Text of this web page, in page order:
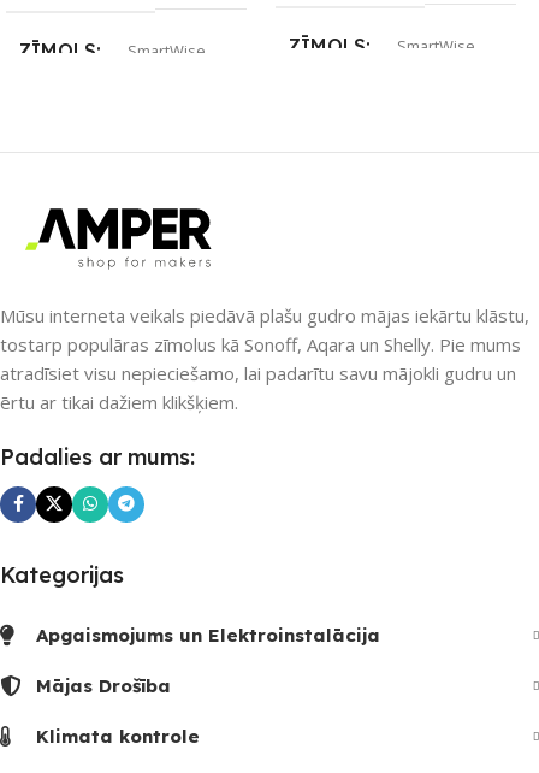
ZĪMOLS SmartWise
PIEEJAMS UZREIZ
Nē
UZREIZ PIEEJAMAIS
SKAITS
ZĪMOLS SmartWise
UZREIZ PIEEJAMAIS
SKAITS
Mūsu interneta veikals piedāvā plašu gudro mājas iekārtu klāstu,
tostarp populāras zīmolus kā Sonoff, Aqara un Shelly. Pie mums
atradīsiet visu nepieciešamo, lai padarītu savu mājokli gudru un
ērtu ar tikai dažiem klikšķiem.
Padalies ar mums:
Kategorijas
Apgaismojums un Elektroinstalācija
Mājas Drošība
Klimata kontrole